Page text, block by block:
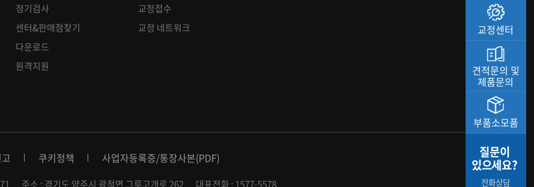
정기검사
센터&판매점찾기
다운로드
원격지원
교정접수
교정 네트워크
쿠키정책 사업자등록증/통장사본(PDF)
주소 : 경기도 양주시 광적면 그루고개로 262 대표전화 : 1577-5578
교정센터
견적문의 및
제품문의
부품소모품
질문이
있으세요?
전화상담